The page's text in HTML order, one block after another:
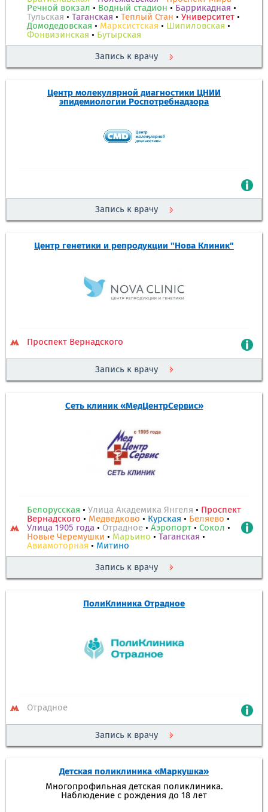
Речной вокзал • Водный стадион • Баррикадная •
Тульская • Таганская • Теплый Стан • Университет •
Домодедовская • Марксистская • Шипиловская •
Фонвизинская • Бутырская
Запись к врачу
Центр молекулярной диагностики ЦНИИ
эпидемиологии Роспотребнадзора
Запись к врачу
Центр генетики и репродукции "Нова Клиник"
Проспект Вернадского
Запись к врачу
Сеть клиник «МедЦентрСервис»
Белорусская • Улица Академика Янгеля • Проспект
Вернадского • Медведково • Курская • Беляево •
Улица 1905 года • Отрадное • Аэропорт • Сокол •
Новые Черемушки • Марьино • Таганская •
Авиамоторная • Митино
Запись к врачу
ПолиКлиника Отрадное
Отрадное
Запись к врачу
Детская поликлиника «Маркушка»
Многопрофильная детская поликлиника.
Наблюдение с рождения до 18 лет